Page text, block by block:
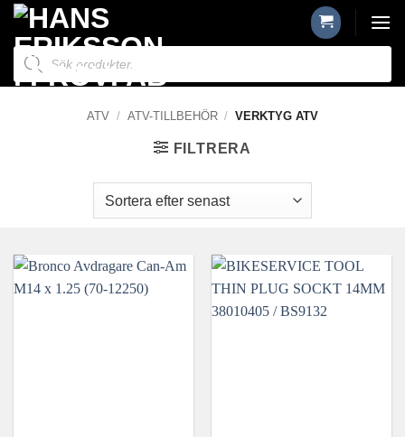
Skip
content
Produktsökning
ATV / ATV-TILLBEHÖR / VERKTYG ATV
FILTRERA